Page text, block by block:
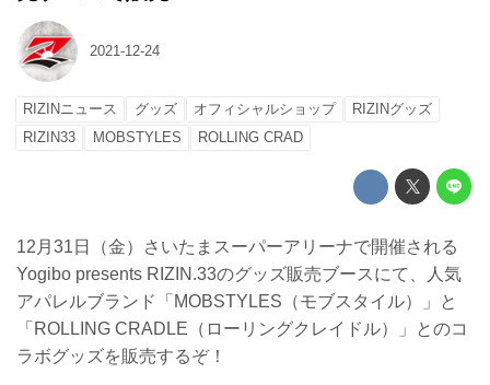
2021-12-24
RIZINニュース グッズ オフィシャルショップ
RIZINグッズ
RIZIN33
MOBSTYLES ROLLING CRAD
12月31日（金）さいたまスーパーアリーナで開催される
Yogibo presents RIZIN.33のグッズ販売ブースにて、人気
アパレルブランド「MOBSTYLES（モブスタイル）」と
「ROLLING CRADLE（ローリングクレイドル）」とのコ
ラボグッズを販売するぞ！